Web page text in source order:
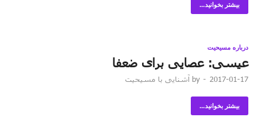
بیشتر بخوانید...
درباره مسیحیت
عیسی: عصایی برای ضعفا
2017-01-17
-
by آشنایی با مسیحیت
بیشتر بخوانید...